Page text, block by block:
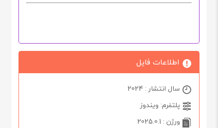
اطلاعات فایل
سال انتشار : 2024
پلتفرم: ویندوز
ورژن : 2025.0.1